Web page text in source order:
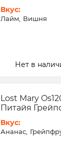
Вкус:
Лайм Вишня
Нет в
Lost Mary
Питайя
Вкус:
Ананас